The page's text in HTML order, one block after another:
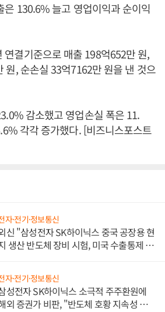
130.6% 늘고 영업이익과 순이익
연결기준으로 매출 198억652만 원,
원, 순손실 33억7162만 원을 낸 것으
감소했고 영업손실 폭은 11.
각각 증가했다. [비즈니스포스트
자·전기·정보통신
신 "삼성전자 SK하이닉스 중국 공장용 현
생산 반도체 장비 시험, 미국 수출통제 대
자·전기·정보통신
성전자 SK하이닉스 소극적 주주환원에
외 증권가 비판, "반도체 호황 지속성 의